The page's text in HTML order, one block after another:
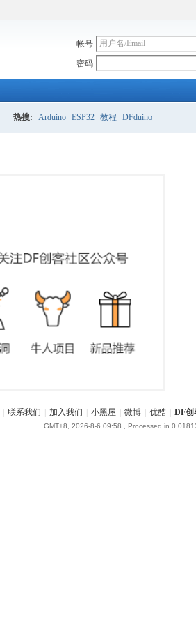
帐号
密码
热搜: Arduino ESP32 教程 DFduino
联系我们 加入我们 小黑屋 微博 优酷 DF创
GMT+8, 2026-8-6 09:58 , Processed in